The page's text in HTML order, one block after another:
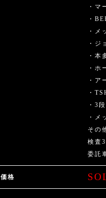
・マ
・
・メ
・ジ
・本
・ホ
・ア
・
・3
・メ
その
検査
委託
価格